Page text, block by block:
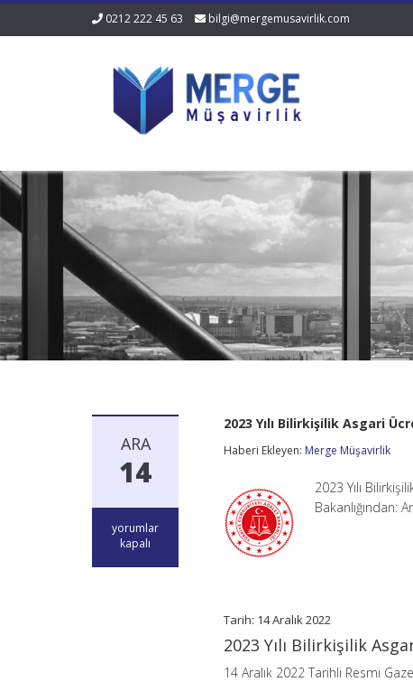
0212 222 45 63 bilgi@mergemusavirlik.com
ARA
14
2023
Yılı
yorumlar
kapalı
2023 Yılı Bilirkişilik Asgari
Haberi Ekleyen: Merge Müşavirlik
2023 Yılı
Bakanlığından:
Tarih: 14 Aralık 2022
2023 Yılı Bilirkişilik
14 Aralık 2022 Tarihli Resmi